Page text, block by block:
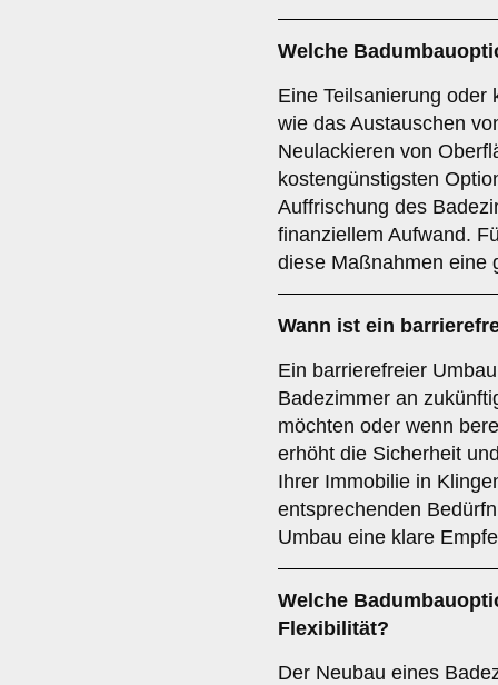
Welche
Eine Teilsanierung oder
wie das Austauschen
Neulackieren von
kostengünstigsten
Auffrischung des
finanziellem Aufwand.
diese Maßnahmen eine
Wann ist ein
Ein barrierefreier
Badezimmer an
möchten oder wenn
erhöht die Sicherheit
Ihrer Immobilie in
entsprechenden
Umbau eine klare
Welche
Flexibilität?
Der Neubau eines